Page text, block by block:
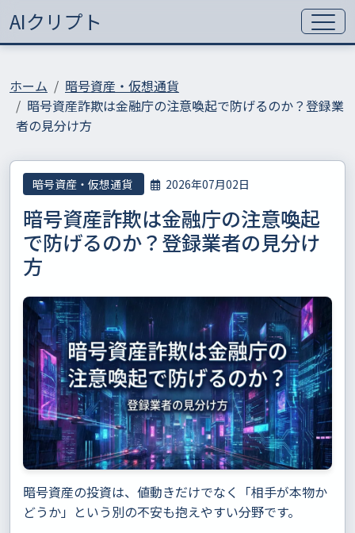
AIクリプト
ホーム
暗号資産・仮想通貨
暗号資産詐欺は金融庁の注意喚起で防げるのか？登録業
者の見分け方
暗号資産・仮想通貨 2026年07月02日
暗号資産詐欺は金融庁の注意喚起
で防げるのか？登録業者の見分け
方
暗号資産の投資は、値動きだけでなく「相手が本物か
どうか」という別の不安も抱えやすい分野です。